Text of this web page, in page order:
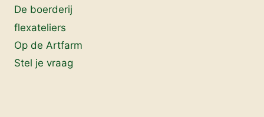
De boerderij
flexateliers
Op de Artfarm
Stel je vraag